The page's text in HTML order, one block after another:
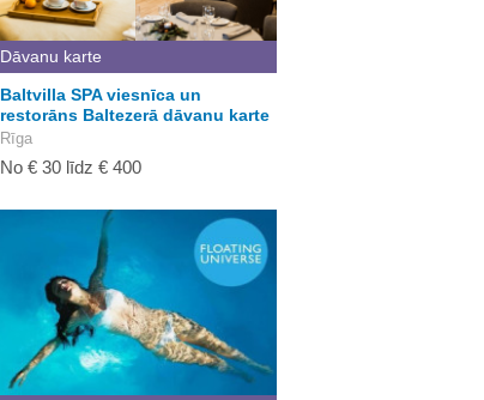
Dāvanu karte
Baltvilla SPA viesnīca un
restorāns Baltezerā dāvanu karte
Rīga
No € 30 līdz € 400